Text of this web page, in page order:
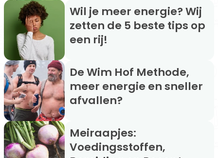
Wil je meer energie? Wij
zetten de 5 beste tips op
een rij!
De Wim Hof Methode,
meer energie en sneller
afvallen?
Meiraapjes:
Voedingsstoffen,